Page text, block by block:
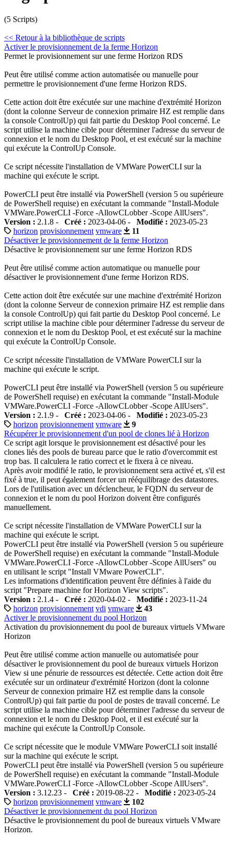
(5 Scripts)
<< Retour à la bibliothèque de scripts
Activer le provisionnement de la ferme Horizon
Permet le provisionnement sur une ferme Horizon RDS
Peut être utilisé comme action automatisée ou manuelle pour
permettre le provisionnement d'une ferme Horizon RDS.
Cette action doit être exécutée sur une machine d'extrémité Horizon
(dont la colonne Serveur de connexion primaire HZ est remplie dans
la console ControlUp) qui fait partie du Desktop Pool concerné. Le
script utilise la machine cible pour déterminer l'adresse du serveur de
connexion et le nom du Desktop Pool, et est exécuté sur la machine
qui exécute la ControlUp Console.
Ce script nécessite l'installation de VMWare PowerCLI sur la
machine qui exécute le script.
PowerCLI peut être installé via PowerShell (version 5 ou supérieure
de PowerShell requise) en exécutant la commande "Install-Module
VMWare.PowerCLI -Force -AllowCLobber -Scope AllUsers".
Version : 2.1.8 - Créé : 2023-04-06 - Modifié : 2023-05-23
horizon provisionnement vmware
11
Désactiver le provisionnement de la ferme Horizon
Désactive le provisionnement sur une ferme Horizon RDS
Peut être utilisé comme action automatique ou manuelle pour
désactiver le provisionnement d'une ferme Horizon RDS.
Cette action doit être exécutée sur une machine d'extrémité Horizon
(dont la colonne Serveur de connexion primaire HZ est remplie dans
la console ControlUp) qui fait partie du Desktop Pool concerné. Le
script utilise la machine cible pour déterminer l'adresse du serveur de
connexion et le nom du Desktop Pool, et est exécuté sur la machine
qui exécute la ControlUp Console.
Ce script nécessite l'installation de VMWare PowerCLI sur la
machine qui exécute le script.
PowerCLI peut être installé via PowerShell (version 5 ou supérieure
de PowerShell requise) en exécutant la commande "Install-Module
VMWare.PowerCLI -Force -AllowCLobber -Scope AllUsers".
Version : 2.1.9 - Créé : 2023-04-06 - Modifié : 2023-05-23
horizon provisionnement vmware
9
Récupérer le provisionnement d'un pool de clones lié à Horizon
Ce script agit lorsque le provisionnement est désactivé pour les
clones liés des pools de bureau parce que le ratio d'overcommit est
trop bas. Il calculera le ratio correct et le fixera à ce niveau.
Après avoir modifié le ratio, le provisionnement sera activé et, s'il est
fixé à true, il peut également forcer un rééquilibrage des datastores.
Lors de l'utilisation avec un déclencheur, le FQDN du serveur de
connexion et le nom du pool Horizon doivent être configurés
manuellement.
Ce script nécessite l'installation de VMWare PowerCLI sur la
machine qui exécute le script.
PowerCLI peut être installé via PowerShell (version 5 ou supérieure
de PowerShell requise) en exécutant la commande "Install-Module
VMWare.PowerCLI -Force -AllowCLobber -Scope AllUsers" ou
en utilisant le script "Install VMware PowerCLI".
Les informations d'identification peuvent être définies à l'aide du
script "Prepare machine for Horizon View scripts".
Version : 2.1.4 - Créé : 2020-04-02 - Modifié : 2023-11-24
horizon provisionnement vdi vmware
43
Activer le provisionnement du pool Horizon
Activation du provisionnement du pool de bureaux virtuels VMware
Horizon
Peut être utilisé comme action manuelle ou automatisée pour
désactiver le provisionnement du pool de bureaux virtuels Horizon
View si une pénurie de ressources est détectée. Cette action doit être
exécutée sur un ordinateur d'extrémité Horizon (dont la colonne
Serveur de connexion primaire HZ est remplie dans la console
ControlUp) qui fait partie du pool de postes de travail concerné. Le
script utilise la machine cible pour déterminer l'adresse du serveur de
connexion et le nom du Desktop Pool, et il est exécuté sur la
machine qui exécute la ControlUp Console.
Ce script nécessite que le module VMWare PowerCLI soit installé
sur la machine qui exécute le script.
PowerCLI peut être installé via PowerShell (version 5 ou supérieure
de PowerShell requise) en exécutant la commande "Install-Module
VMWare.PowerCLI -Force -AllowCLobber -Scope AllUsers".
Version : 3.12.23 - Créé : 2019-08-22 - Modifié : 2023-05-24
horizon provisionnement vmware
102
Désactiver le provisionnement du pool Horizon
Désactive le provisionnement du pool de bureaux virtuels VMware
Horizon.